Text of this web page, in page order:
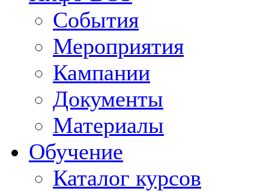
События
Мероприятия
Кампании
Документы
Материалы
Обучение
Каталог курсов